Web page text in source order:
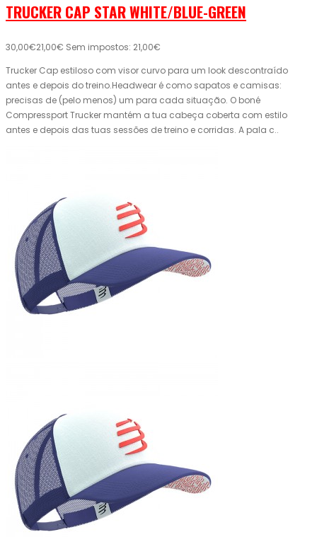
TRUCKER CAP STAR WHITE/BLUE-GREEN
30,00€21,00€ Sem impostos: 21,00€
Trucker Cap estiloso com visor curvo para um look descontraído
antes e depois do treino.Headwear é como sapatos e camisas:
precisas de (pelo menos) um para cada situação. O boné
Compressport Trucker mantém a tua cabeça coberta com estilo
antes e depois das tuas sessões de treino e corridas. A pala c..